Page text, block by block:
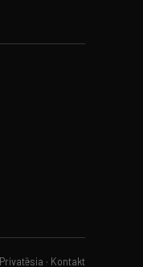
Privatësia · Kontakt